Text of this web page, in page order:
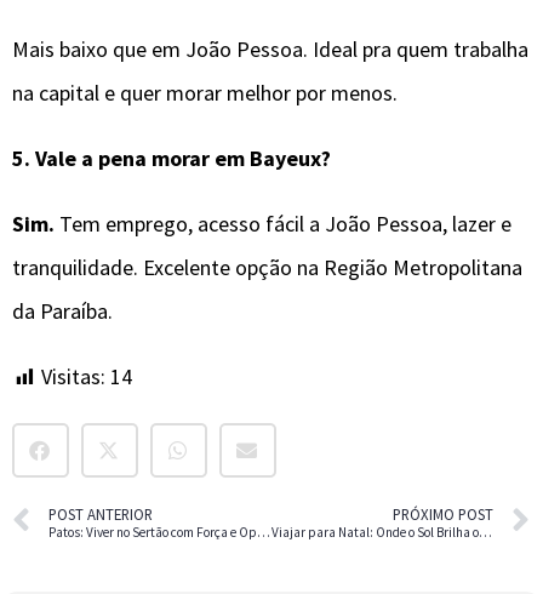
Mais baixo que em João Pessoa. Ideal pra quem trabalha
na capital e quer morar melhor por menos.
5. Vale a pena morar em Bayeux?
Sim. Tem emprego, acesso fácil a João Pessoa, lazer e
tranquilidade. Excelente opção na Região Metropolitana
da Paraíba.
Visitas: 14
POST ANTERIOR
Patos: Viver no Sertão com Força e Oportunidade
PRÓXIMO POST
Viajar para Natal: Onde o Sol Brilha o Ano Todo